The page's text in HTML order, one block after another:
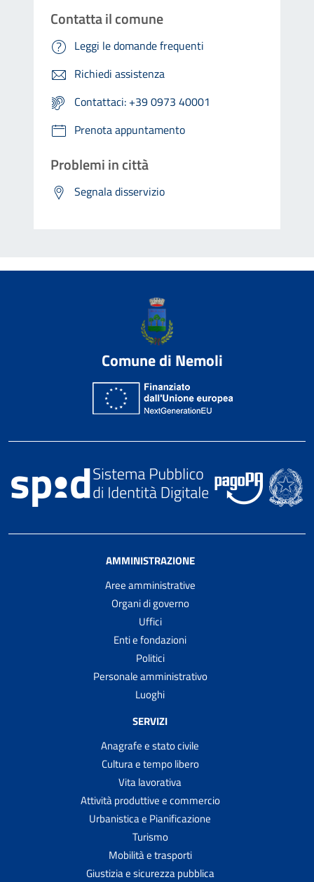
Contatta il comune
Leggi le domande frequenti
Richiedi assistenza
Contattaci: +39 0973 40001
Prenota appuntamento
Problemi in città
Segnala disservizio
Comune di Nemoli
AMMINISTRAZIONE
Aree amministrative
Organi di governo
Uffici
Enti e fondazioni
Politici
Personale amministrativo
Luoghi
SERVIZI
Anagrafe e stato civile
Cultura e tempo libero
Vita lavorativa
Attività produttive e commercio
Urbanistica e Pianificazione
Turismo
Mobilità e trasporti
Giustizia e sicurezza pubblica